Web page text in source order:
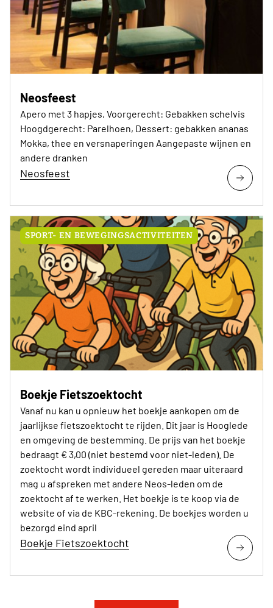
Neosfeest
Apero met 3 hapjes, Voorgerecht: Gebakken schelvis
Hoogdgerecht: Parelhoen, Dessert: gebakken ananas
Mokka, thee en versnaperingen Aangepaste wijnen en
andere dranken
Neosfeest
SPORT- EN BEWEGINGSACTIVITEITEN
Boekje Fietszoektocht
Vanaf nu kan u opnieuw het boekje aankopen om de
jaarlijkse fietszoektocht te rijden. Dit jaar is Hooglede
en omgeving de bestemming. De prijs van het boekje
bedraagt € 3,00 (niet bestemd voor niet-leden). De
zoektocht wordt individueel gereden maar uiteraard
mag u afspreken met andere Neos-leden om de
zoektocht af te werken. Het boekje is te koop via de
website of via de KBC-rekening. De boekjes worden u
bezorgd eind april
Boekje Fietszoektocht